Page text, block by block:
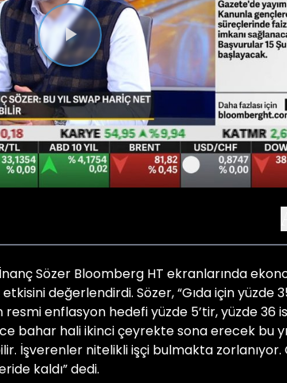
Videoyu
Oynat
Sözer Bloomberg HT ekranlarında
değerlendirdi. Sözer, “Gıda için yüzde
resmi enflasyon hedefi yüzde 5’tir, yüzde 36
bahar hali ikinci çeyrekte sona erecek bu
İşverenler nitelikli işçi bulmakta zorlanıyor.
kaldı” dedi.